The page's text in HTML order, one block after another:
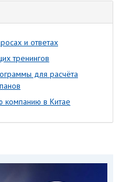
и ответах
тренингов
для расчёта
компанию в Китае